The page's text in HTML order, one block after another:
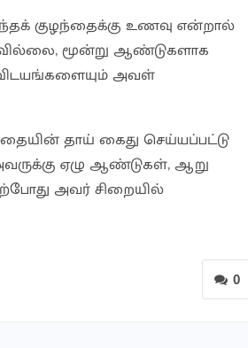
குழந்தைக்கு உணவு என்றால்
மூன்று ஆண்டுகளாக
விடயங்களையும் அவள்
தாய் கைது செய்யப்பட்டு
ஏழு ஆண்டுகள், ஆறு
அவர் சிறையில்
0